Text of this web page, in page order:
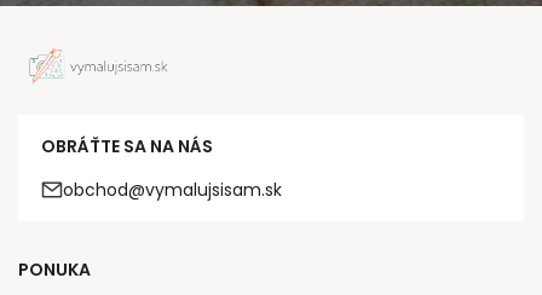
OBRÁŤTE SA NA NÁS
obchod@vymalujsisam.sk
PONUKA